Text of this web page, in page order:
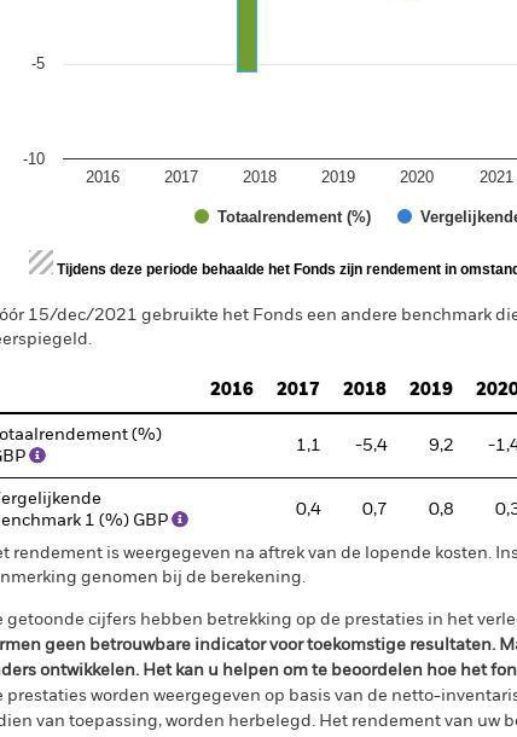
Totaalrendement (%)
2016 2017 2018 2019 2020 2021
-10
-5
of interactive chart.
Tijdens deze periode behaalde het Fonds zijn rendement in
15/dec/2021 gebruikte het Fonds een andere benchmark
2016 2017 2018 2019
Totaalrendement (%)
1,1 -5,4 9,2 -
1 (%) GBP
0,4 0,7 0,8
rendement is weergegeven na aftrek van de lopende kosten.
genomen bij de berekening.
getoonde cijfers hebben betrekking op de prestaties in het
geen betrouwbare indicator voor toekomstige resultaten.
ontwikkelen. Het kan u helpen om te beoordelen hoe het
prestaties worden weergegeven op basis van de netto-
van toepassing, worden herbelegd. Het rendement van uw